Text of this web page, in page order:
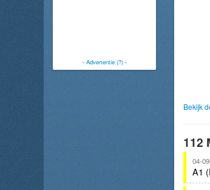
- Advertentie (?)-
Bekijk
112
04-
A1